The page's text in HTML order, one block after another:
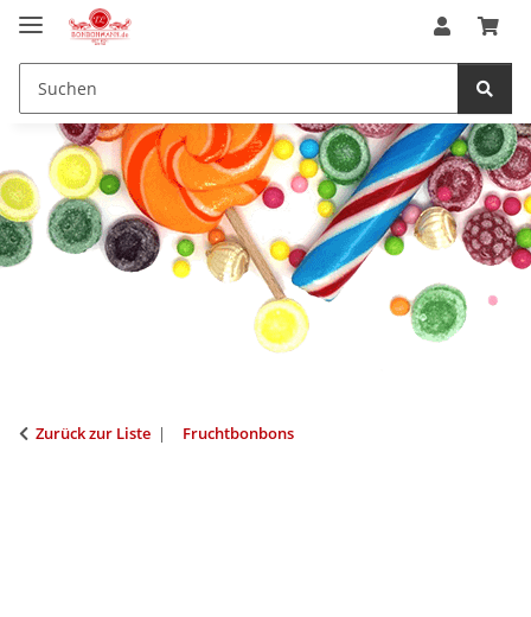
Zurück zur Liste Fruchtbonbons